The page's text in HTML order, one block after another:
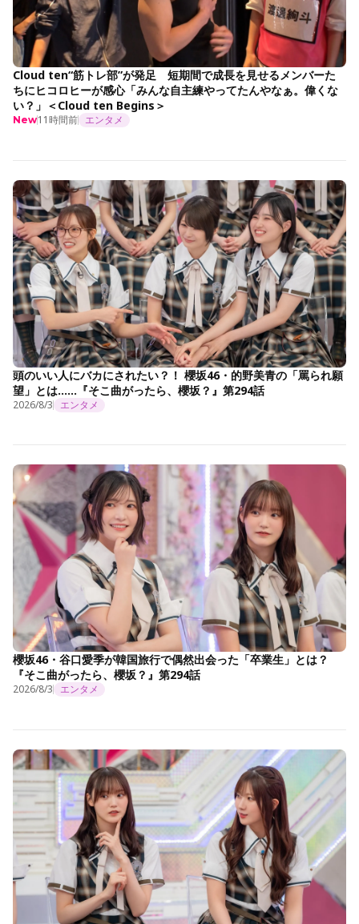
Cloud ten“筋トレ部”が発足 短期間で成長を見せるメンバーた
ちにヒコロヒーが感心「みんな自主練やってたんやなぁ。偉くな
い？」＜Cloud ten Begins＞
New11時間前 エンタメ
頭のいい人にバカにされたい？！ 櫻坂46・的野美青の「罵られ願
望」とは……『そこ曲がったら、櫻坂？』第294話
2026/8/3 エンタメ
櫻坂46・谷口愛季が韓国旅行で偶然出会った「卒業生」とは？
『そこ曲がったら、櫻坂？』第294話
2026/8/3 エンタメ